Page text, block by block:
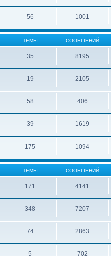
56 1001
ТЕМЫ СООБЩЕНИЙ
35 8195
19 2105
58 406
39 1619
175 1094
ТЕМЫ СООБЩЕНИЙ
171 4141
348 7207
74 2863
5 702